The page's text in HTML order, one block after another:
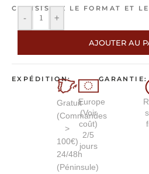
CHOISISSEZ LE FORMAT ET
- +
AJOUTER AU
EXPÉDITION:
Gratuit
(Commandes
>
100€)
24/48h
(Péninsule)
Europe
(Voir
coût)
2/5
jours
GARANTIE: